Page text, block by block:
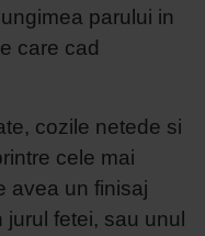
parului in
care cad
cozile netede si
cele mai
avea un finisaj
fetei, sau unul